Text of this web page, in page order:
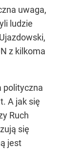
uwaga,
ludzie
z kilkoma
polityczna
A jak się
Ruch
się
jest